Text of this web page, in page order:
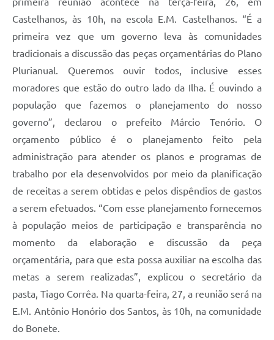
Castelhanos, às 10h, na escola E.M. Castelhanos. “É a
primeira vez que um governo leva às comunidades
tradicionais a discussão das peças orçamentárias do Plano
Plurianual. Queremos ouvir todos, inclusive esses
moradores que estão do outro lado da Ilha. É ouvindo a
população que fazemos o planejamento do nosso
governo”, declarou o prefeito Márcio Tenório. O
orçamento público é o planejamento feito pela
administração para atender os planos e programas de
trabalho por ela desenvolvidos por meio da planificação
de receitas a serem obtidas e pelos dispêndios de gastos
a serem efetuados. “Com esse planejamento fornecemos
à população meios de participação e transparência no
momento da elaboração e discussão da peça
orçamentária, para que esta possa auxiliar na escolha das
metas a serem realizadas”, explicou o secretário da
pasta, Tiago Corrêa. Na quarta-feira, 27, a reunião será na
E.M. Antônio Honório dos Santos, às 10h, na comunidade
do Bonete.